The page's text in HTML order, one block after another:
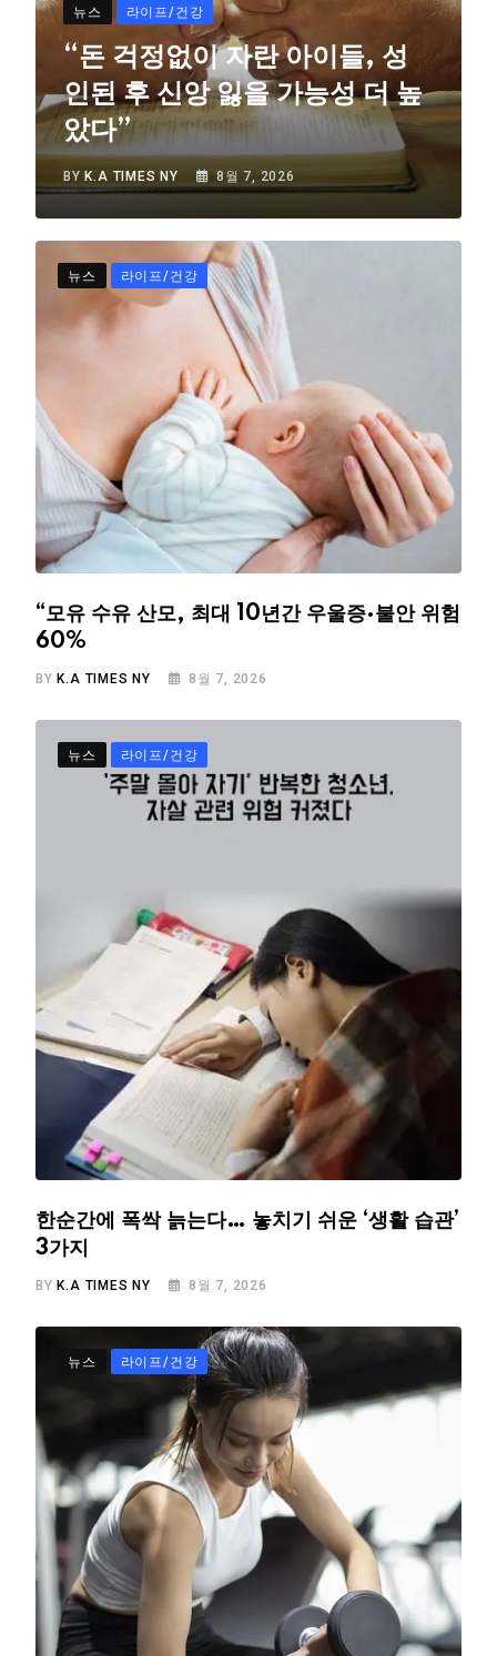
뉴스 라이프/건강
“돈 걱정없이 자란 아이들, 성
인된 후 신앙 잃을 가능성 더 높
았다”
BY K.A TIMES NY 8월 7, 2026
뉴스 라이프/건강
“모유 수유 산모, 최대 10년간 우울증·불안 위험
60%
BY K.A TIMES NY 8월 7, 2026
뉴스 라이프/건강
한순간에 폭싹 늙는다… 놓치기 쉬운 ‘생활 습관’
3가지
BY K.A TIMES NY 8월 7, 2026
뉴스 라이프/건강